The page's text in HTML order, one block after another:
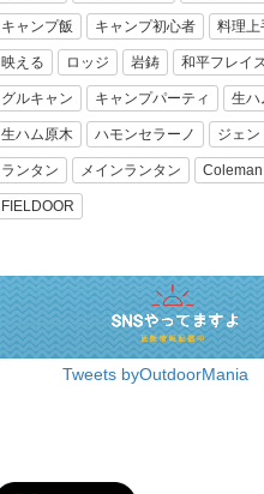
キャンプ飯 キャンプ初心者 料理上
映える ロッジ 岩鋳 和平フレイ
グルキャン キャンプパーティ 生ハ
生ハム原木 ハモンセラーノ ジェン
ランタン メインランタン Coleman
FIELDOOR
Tweets byOutdoorMania